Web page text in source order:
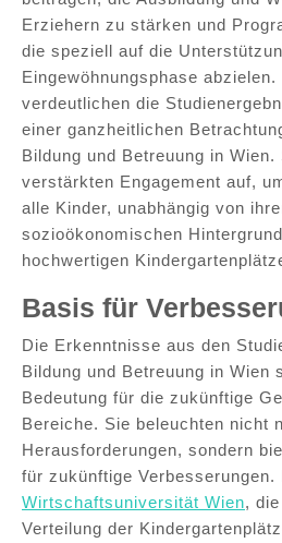
Erziehern zu stärken und
die speziell auf die
Eingewöhnungsphase
verdeutlichen die
einer ganzheitlichen
Bildung und Betreuung in
verstärkten Engagement auf,
alle Kinder, unabhängig von
sozioökonomischen
hochwertigen
Basis für
Die Erkenntnisse aus den
Bildung und Betreuung in Wien
Bedeutung für die zukünftige
Bereiche. Sie beleuchten nicht
Herausforderungen, sondern
für zukünftige Verbesserungen.
Wirtschaftsuniversität Wien,
Verteilung der